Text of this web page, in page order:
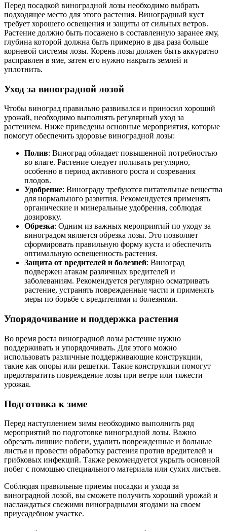
Перед посадкой виноградной лозы необходимо выбрать
подходящее место для этого растения. Виноградный куст
требует хорошего освещения и защиты от сильных ветров.
Растение должно быть посажено в составленную заранее яму,
глубина которой должна быть примерно в два раза больше
корневой системы лозы. Корень лозы должен быть аккуратно
расправлен в яме, затем его нужно накрыть землей и
уплотнить.
Уход за виноградной лозой
Чтобы виноград правильно развивался и приносил хороший
урожай, необходимо выполнять регулярный уход за
растением. Ниже приведены основные мероприятия, которые
помогут обеспечить здоровье виноградной лозы:
Полив: Виноград обладает повышенной потребностью
во влаге. Растение следует поливать регулярно,
особенно в период активного роста и созревания
плодов.
Удобрение: Винограду требуются питательные вещества
для нормального развития. Рекомендуется применять
органические и минеральные удобрения, соблюдая
дозировку.
Обрезка: Одним из важных мероприятий по уходу за
виноградом является обрезка лозы. Это позволяет
сформировать правильную форму куста и обеспечить
оптимальную освещенность растения.
Защита от вредителей и болезней: Виноград
подвержен атакам различных вредителей и
заболеваниям. Рекомендуется регулярно осматривать
растение, устранять поврежденные части и применять
меры по борьбе с вредителями и болезнями.
Упорядочивание и поддержка растения
Во время роста виноградной лозы растение нужно
поддерживать и упорядочивать. Для этого можно
использовать различные поддерживающие конструкции,
такие как опоры или решетки. Такие конструкции помогут
предотвратить повреждение лозы при ветре или тяжести
урожая.
Подготовка к зиме
Перед наступлением зимы необходимо выполнить ряд
мероприятий по подготовке виноградной лозы. Важно
обрезать лишние побеги, удалить поврежденные и больные
листья и провести обработку растения против вредителей и
грибковых инфекций. Также рекомендуется укрыть основной
побег с помощью специального материала или сухих листьев.
Соблюдая правильные приемы посадки и ухода за
виноградной лозой, вы сможете получить хороший урожай и
наслаждаться свежими виноградными ягодами на своем
приусадебном участке.